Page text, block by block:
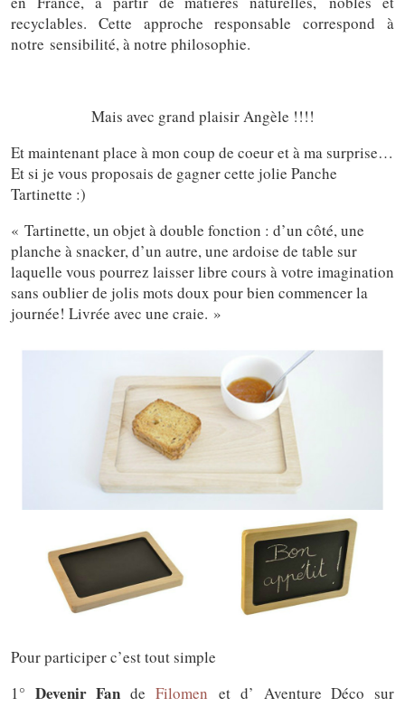
recyclables. Cette approche responsable correspond à
notre sensibilité, à notre philosophie.
Mais avec grand plaisir Angèle !!!!
Et maintenant place à mon coup de coeur et à ma surprise…
Et si je vous proposais de gagner cette jolie Panche
Tartinette :)
« Tartinette, un objet à double fonction : d’un côté, une
planche à snacker, d’un autre, une ardoise de table sur
laquelle vous pourrez laisser libre cours à votre imagination
sans oublier de jolis mots doux pour bien commencer la
journée! Livrée avec une craie. »
Pour participer c’est tout simple
1° Devenir Fan de Filomen et d’ Aventure Déco sur